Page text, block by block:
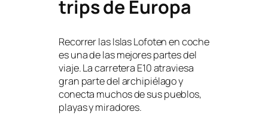
trips de Europa
Recorrer las Islas Lofoten en coche
es una de las mejores partes del
viaje. La carretera E10 atraviesa
gran parte del archipiélago y
conecta muchos de sus pueblos,
playas y miradores.